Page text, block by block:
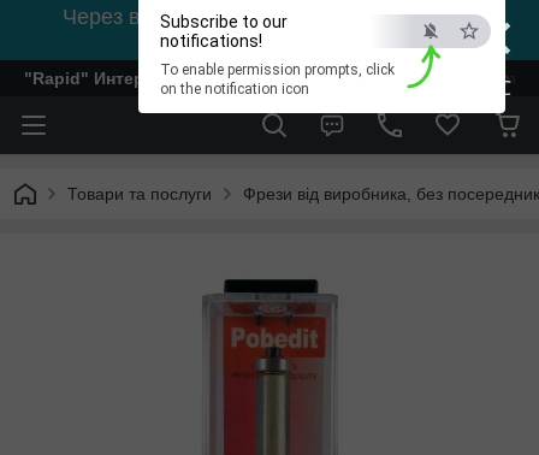
×
ESC
Subscribe to our
notifications!
To enable permission prompts, click
on the notification icon
Через відсутність світла, зв'язок на viber
0978002056
"Rapid" Интернет-магазин деревообрабатывающего
Товари та послуги Фрези від виробника, без